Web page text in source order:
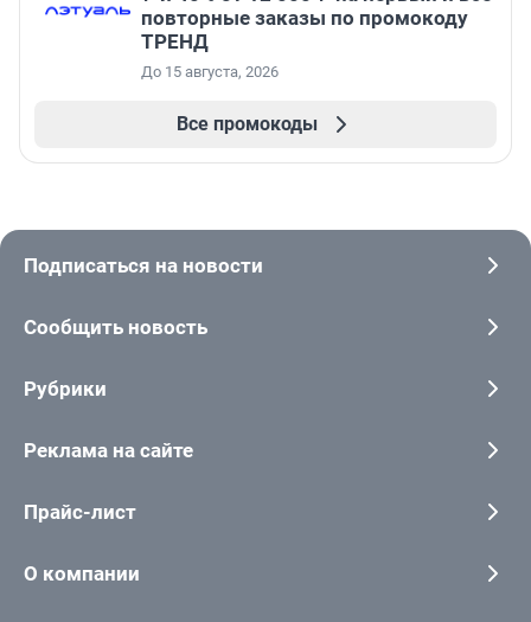
повторные заказы по промокоду
ТРЕНД
До 15 августа, 2026
Все промокоды
Подписаться на новости
Сообщить новость
Рубрики
Реклама на сайте
Прайс-лист
О компании